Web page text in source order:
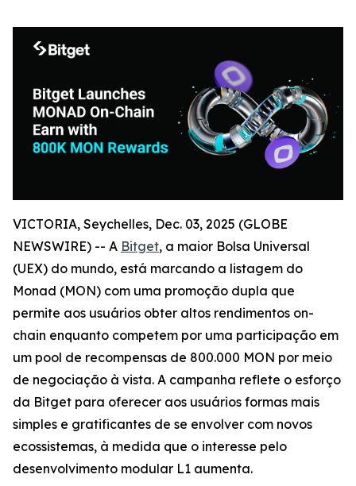
VICTORIA, Seychelles, Dec. 03, 2025 (GLOBE
NEWSWIRE) -- A Bitget, a maior Bolsa Universal
(UEX) do mundo, está marcando a listagem do
Monad (MON) com uma promoção dupla que
permite aos usuários obter altos rendimentos on-
chain enquanto competem por uma participação em
um pool de recompensas de 800.000 MON por meio
de negociação à vista. A campanha reflete o esforço
da Bitget para oferecer aos usuários formas mais
simples e gratificantes de se envolver com novos
ecossistemas, à medida que o interesse pelo
desenvolvimento modular L1 aumenta.